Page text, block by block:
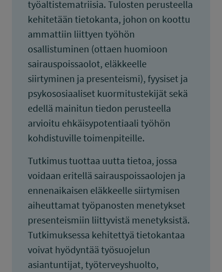
työaltistematriisia. Tulosten perusteella
kehitetään tietokanta, johon on koottu
ammattiin liittyen työhön
osallistuminen (ottaen huomioon
sairauspoissaolot, eläkkeelle
siirtyminen ja presenteismi), fyysiset ja
psykososiaaliset kuormitustekijät sekä
edellä mainitun tiedon perusteella
arvioitu ehkäisypotentiaali työhön
kohdistuville toimenpiteille.
Tutkimus tuottaa uutta tietoa, jossa
voidaan eritellä sairauspoissaolojen ja
ennenaikaisen eläkkeelle siirtymisen
aiheuttamat työpanosten menetykset
presenteismiin liittyvistä menetyksistä.
Tutkimuksessa kehitettyä tietokantaa
voivat hyödyntää työsuojelun
asiantuntijat, työterveyshuolto,